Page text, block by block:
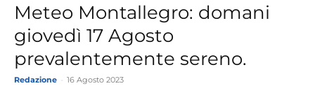
Meteo Montallegro: domani
giovedì 17 Agosto
prevalentemente sereno.
Redazione 16 Agosto 2023